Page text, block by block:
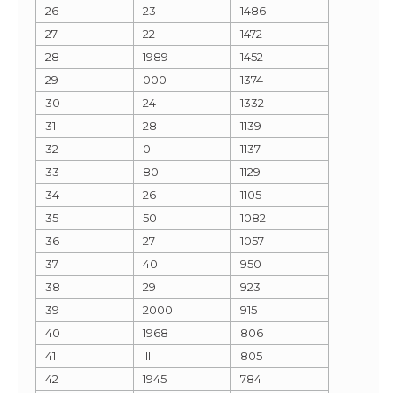
26
23
1486
27
22
1472
28
1989
1452
29
000
1374
30
24
1332
31
28
1139
32
0
1137
33
80
1129
34
26
1105
35
50
1082
36
27
1057
37
40
950
38
29
923
39
2000
915
40
1968
806
41
III
805
42
1945
784